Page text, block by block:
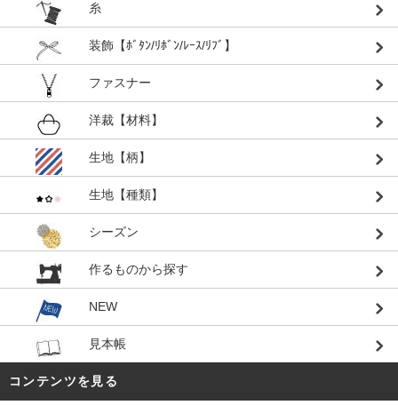
糸
装飾【ﾎﾞﾀﾝ/ﾘﾎﾞﾝ/ﾚｰｽ/ﾘﾌﾞ】
ファスナー
洋裁【材料】
生地【柄】
生地【種類】
シーズン
作るものから探す
NEW
見本帳
コンテンツを見る